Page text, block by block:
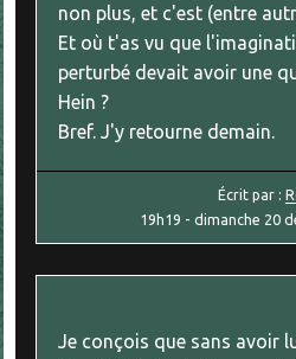
non plus, et c'est (entre
Et où t'as vu que
perturbé devait avoir une
Hein ?
Bref. J'y retourne demain.
Écrit par :
19h19 -dimanche 20
Je conçois que sans avoir